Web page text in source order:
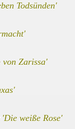
Todsünden'
von Zarissa'
'Die weiße Rose'